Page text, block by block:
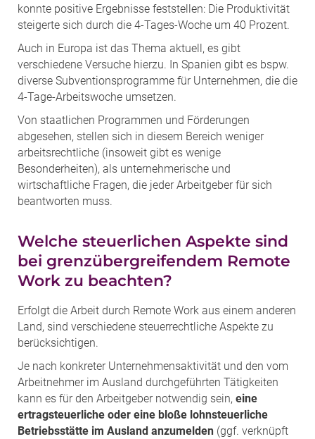
konnte positive Ergebnisse feststellen: Die Produktivität
steigerte sich durch die 4-Tages-Woche um 40 Prozent.
Auch in Europa ist das Thema aktuell, es gibt
verschiedene Versuche hierzu. In Spanien gibt es bspw.
diverse Subventionsprogramme für Unternehmen, die die
4-Tage-Arbeitswoche umsetzen.
Von staatlichen Programmen und Förderungen
abgesehen, stellen sich in diesem Bereich weniger
arbeitsrechtliche (insoweit gibt es wenige
Besonderheiten), als unternehmerische und
wirtschaftliche Fragen, die jeder Arbeitgeber für sich
beantworten muss.
Welche steuerlichen Aspekte sind
bei grenzübergreifendem Remote
Work zu beachten?
Erfolgt die Arbeit durch Remote Work aus einem anderen
Land, sind verschiedene steuerrechtliche Aspekte zu
berücksichtigen.
Je nach konkreter Unternehmensaktivität und den vom
Arbeitnehmer im Ausland durchgeführten Tätigkeiten
kann es für den Arbeitgeber notwendig sein, eine
ertragsteuerliche oder eine bloße lohnsteuerliche
Betriebsstätte im Ausland anzumelden (ggf. verknüpft